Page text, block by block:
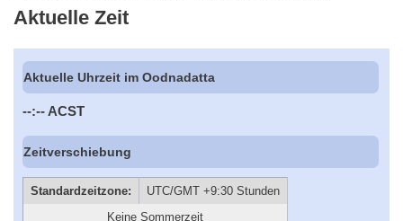
Aktuelle Zeit
Aktuelle Uhrzeit im Oodnadatta
--:-- ACST
Zeitverschiebung
Standardzeitzone:
UTC/GMT +9:30 Stunden
Keine Sommerzeit